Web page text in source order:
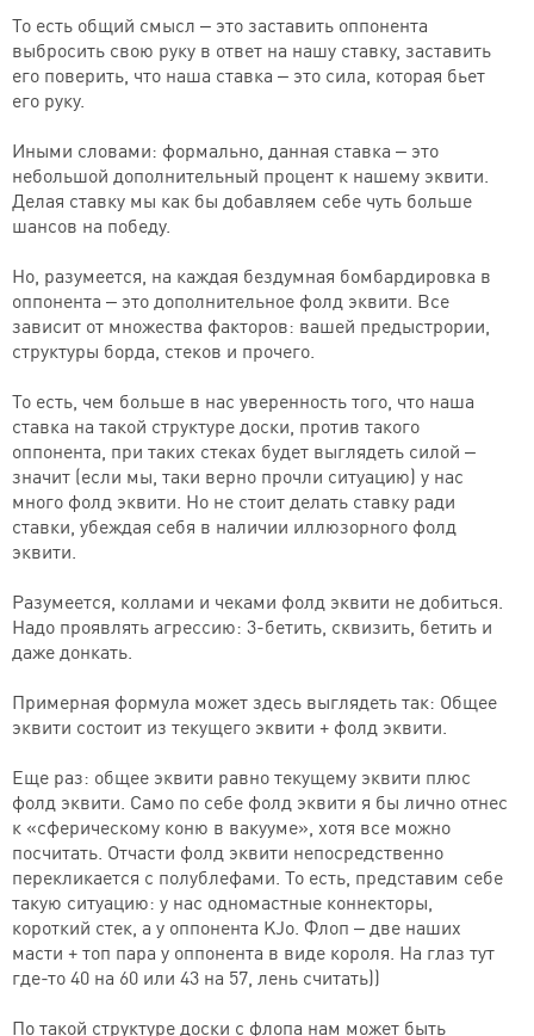
То есть общий смысл – это заставить оппонента
выбросить свою руку в ответ на нашу ставку, заставить
его поверить, что наша ставка – это сила, которая бьет
его руку.
Иными словами: формально, данная ставка – это
небольшой дополнительный процент к нашему эквити.
Делая ставку мы как бы добавляем себе чуть больше
шансов на победу.
Но, разумеется, на каждая бездумная бомбардировка в
оппонента – это дополнительное фолд эквити. Все
зависит от множества факторов: вашей предыстрории,
структуры борда, стеков и прочего.
То есть, чем больше в нас уверенность того, что наша
ставка на такой структуре доски, против такого
оппонента, при таких стеках будет выглядеть силой –
значит (если мы, таки верно прочли ситуацию) у нас
много фолд эквити. Но не стоит делать ставку ради
ставки, убеждая себя в наличии иллюзорного фолд
эквити.
Разумеется, коллами и чеками фолд эквити не добиться.
Надо проявлять агрессию: 3-бетить, сквизить, бетить и
даже донкать.
Примерная формула может здесь выглядеть так: Общее
эквити состоит из текущего эквити + фолд эквити.
Еще раз: общее эквити равно текущему эквити плюс
фолд эквити. Само по себе фолд эквити я бы лично отнес
к «сферическому коню в вакууме», хотя все можно
посчитать. Отчасти фолд эквити непосредственно
перекликается с полублефами. То есть, представим себе
такую ситуацию: у нас одномастные коннекторы,
короткий стек, а у оппонента KJo. Флоп – две наших
масти + топ пара у оппонента в виде короля. На глаз тут
где-то 40 на 60 или 43 на 57, лень считать))
По такой структуре доски с флопа нам может быть